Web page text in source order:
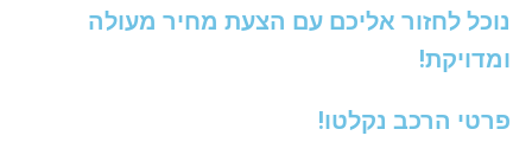
נוכל לחזור אליכם עם הצעת מחיר מעולה
ומדויקת!
פרטי הרכב נקלטו!